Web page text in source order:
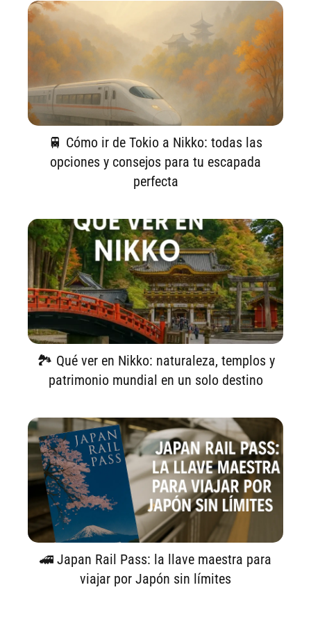
🚆 Cómo ir de Tokio a Nikko: todas las
opciones y consejos para tu escapada
perfecta
🏞️ Qué ver en Nikko: naturaleza, templos y
patrimonio mundial en un solo destino
🚄 Japan Rail Pass: la llave maestra para
viajar por Japón sin límites